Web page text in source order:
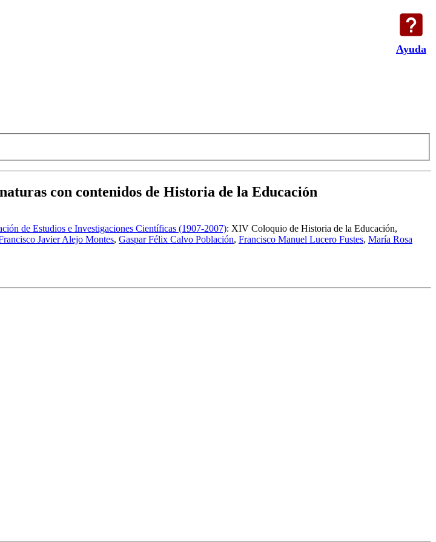
Ayuda
con contenidos de Historia de la Educación
de Estudios e Investigaciones Científicas (1907-2007): XIV Coloquio de Historia de la Educación,
Javier Alejo Montes, Gaspar Félix Calvo Población, Francisco Manuel Lucero Fustes, María Rosa